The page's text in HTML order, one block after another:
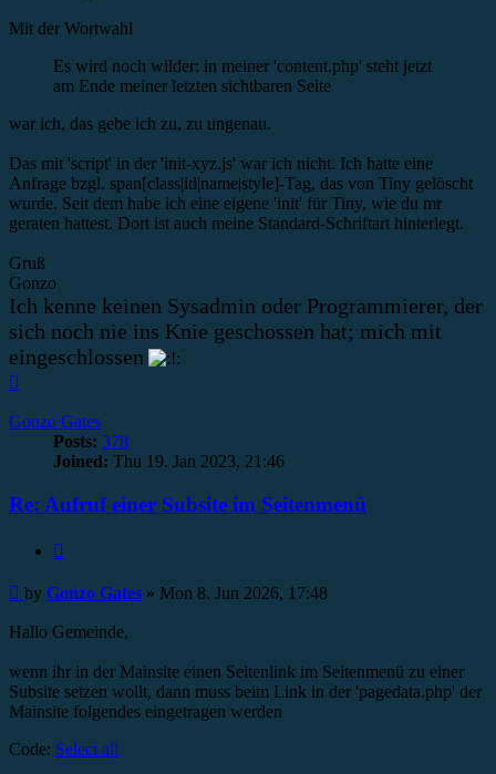
Mit der Wortwahl
Es wird noch wilder: in meiner 'content.php' steht jetzt
am Ende meiner letzten sichtbaren Seite
war ich, das gebe ich zu, zu ungenau.
Das mit 'script' in der 'init-xyz.js' war ich nicht. Ich hatte eine
Anfrage bzgl. span[class|id|name|style]-Tag, das von Tiny gelöscht
wurde. Seit dem habe ich eine eigene 'init' für Tiny, wie du mr
geraten hattest. Dort ist auch meine Standard-Schriftart hinterlegt.
Gruß
Gonzo
Ich kenne keinen Sysadmin oder Programmierer, der
sich noch nie ins Knie geschossen hat; mich mit
eingeschlossen
Gonzo Gates
Posts: 378
Joined: Thu 19. Jan 2023, 21:46
Re: Aufruf einer Subsite im Seitenmenü
Post
by Gonzo Gates » Mon 8. Jun 2026, 17:48
Hallo Gemeinde,
wenn ihr in der Mainsite einen Seitenlink im Seitenmenü zu einer
Subsite setzen wollt, dann muss beim Link in der 'pagedata.php' der
Mainsite folgendes eingetragen werden
Code: Select all